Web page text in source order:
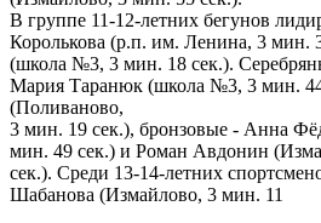
В группе 11-12-летних бегунов
Королькова (р.п. им. Ленина, 3 мин.
(школа №3, 3 мин. 18 сек.).
Мария Таранюк (школа №3, 3 мин.
(Поливаново,
3 мин. 19 сек.), бронзовые - Анна
мин. 49 сек.) и Роман Авдонин
сек.). Среди 13-14-летних
Шабанова (Измайлово, 3 мин. 11